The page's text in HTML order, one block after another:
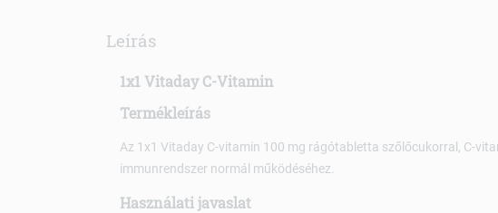
Leírás
1x1 Vitaday C-Vitamin
Termékleírás
Az 1x1 Vitaday C-vitamin 100 mg rágótabletta szőlőcukorral, C-
immunrendszer normál működéséhez.
Használati javaslat